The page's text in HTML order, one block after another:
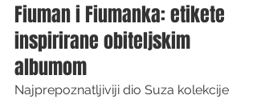
Fiuman i Fiumanka: etikete
inspirirane obiteljskim
albumom
Najprepoznatljiviji dio Suza kolekcije